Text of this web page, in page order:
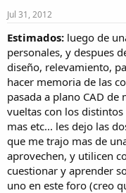
Jul 31, 2012
Estimados: luego de
personales, y despues
diseño, relevamiento,
hacer memoria de las
pasada a plano CAD de
vueltas con los
mas etc... les dejo las
que me trajo mas de
aprovechen, y utilicen
cuestionar y aprender
uno en este foro (creo